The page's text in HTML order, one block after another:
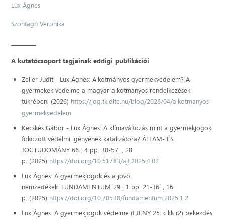
Lux Ágnes
Szontagh Veronika
A kutatócsoport tagjainak eddigi publikációi
Zeller Judit - Lux Ágnes: Alkotmányos gyermekvédelem? A
gyermekek védelme a magyar alkotmányos rendelkezések
tükrében. (2026) https://jog.tk.elte.hu/blog/2026/04/alkotmanyos-
gyermekvedelem
Kecskés Gábor - Lux Ágnes: A klímaváltozás mint a gyermekjogok
fokozott védelmi igényének katalizátora? ÁLLAM- ÉS
JOGTUDOMÁNY 66 : 4 pp. 30-57. , 28
p. (2025) https://doi.org/10.51783/ajt.2025.4.02
Lux Ágnes: A gyermekjogok és a jövő
nemzedékek. FUNDAMENTUM 29 : 1 pp. 21-36. , 16
p. (2025) https://doi.org/10.70538/fundamentum.2025.1.2
Lux Ágnes: A gyermekjogok védelme (EJENY 25. cikk (2) bekezdés